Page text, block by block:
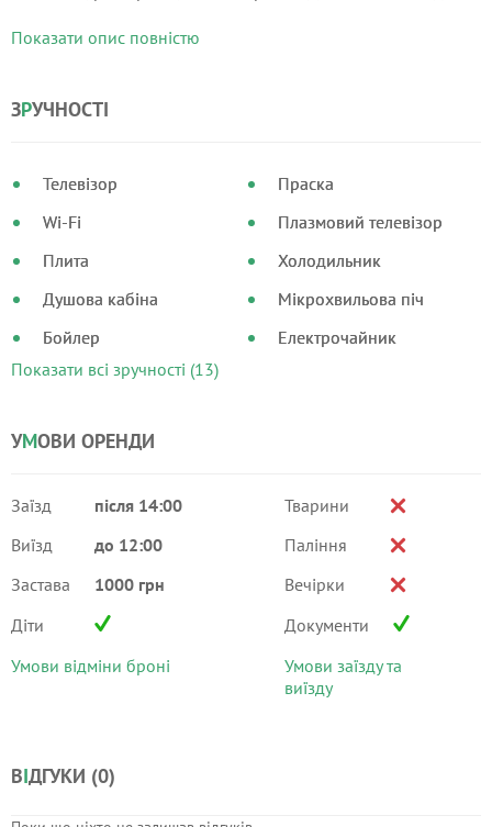
кондиционер, стиральная машинка, бойлер, душевая
Показати опис повністю
ЗРУЧНОСТІ
Телевізор
Wi-Fi
Плита
Душова кабіна
Бойлер
Праска
Плазмовий телевізор
Холодильник
Мікрохвильова піч
Електрочайник
Показати всі зручності (13)
УМОВИ ОРЕНДИ
Заїзд
після 14:00
Виїзд
до 12:00
Застава
1000 грн
Діти
Умови відміни броні
Тварини
Паління
Вечірки
Документи
Умови заїзду та
виїзду
ВІДГУКИ (0)